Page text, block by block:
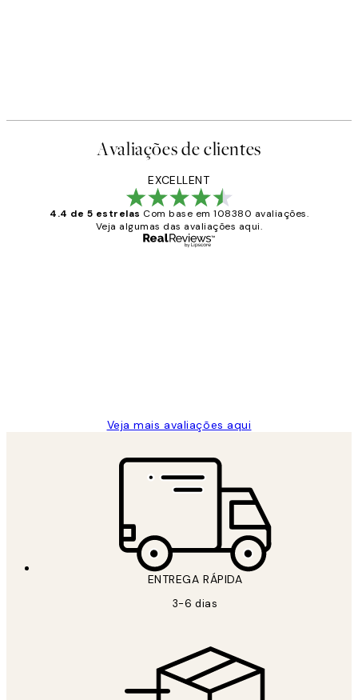
Avaliações de clientes
EXCELLENT
4.4 de 5 estrelas Com base em 108380 avaliações.
Veja algumas das avaliações aqui.
Veja mais avaliações aqui
ENTREGA RÁPIDA
3-6 dias